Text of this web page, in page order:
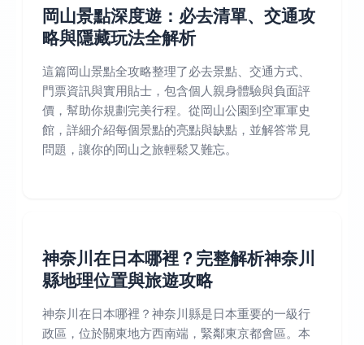
岡山景點深度遊：必去清單、交通攻
略與隱藏玩法全解析
這篇岡山景點全攻略整理了必去景點、交通方式、
門票資訊與實用貼士，包含個人親身體驗與負面評
價，幫助你規劃完美行程。從岡山公園到空軍軍史
館，詳細介紹每個景點的亮點與缺點，並解答常見
問題，讓你的岡山之旅輕鬆又難忘。
神奈川在日本哪裡？完整解析神奈川
縣地理位置與旅遊攻略
神奈川在日本哪裡？神奈川縣是日本重要的一級行
政區，位於關東地方西南端，緊鄰東京都會區。本